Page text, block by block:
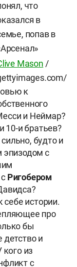
что
в
попав в
Mason /
к
и Неймар?
10-и братьев?
будто и
эпизодом с
Ригобером
себе истории.
про
бы
и
кого из
с